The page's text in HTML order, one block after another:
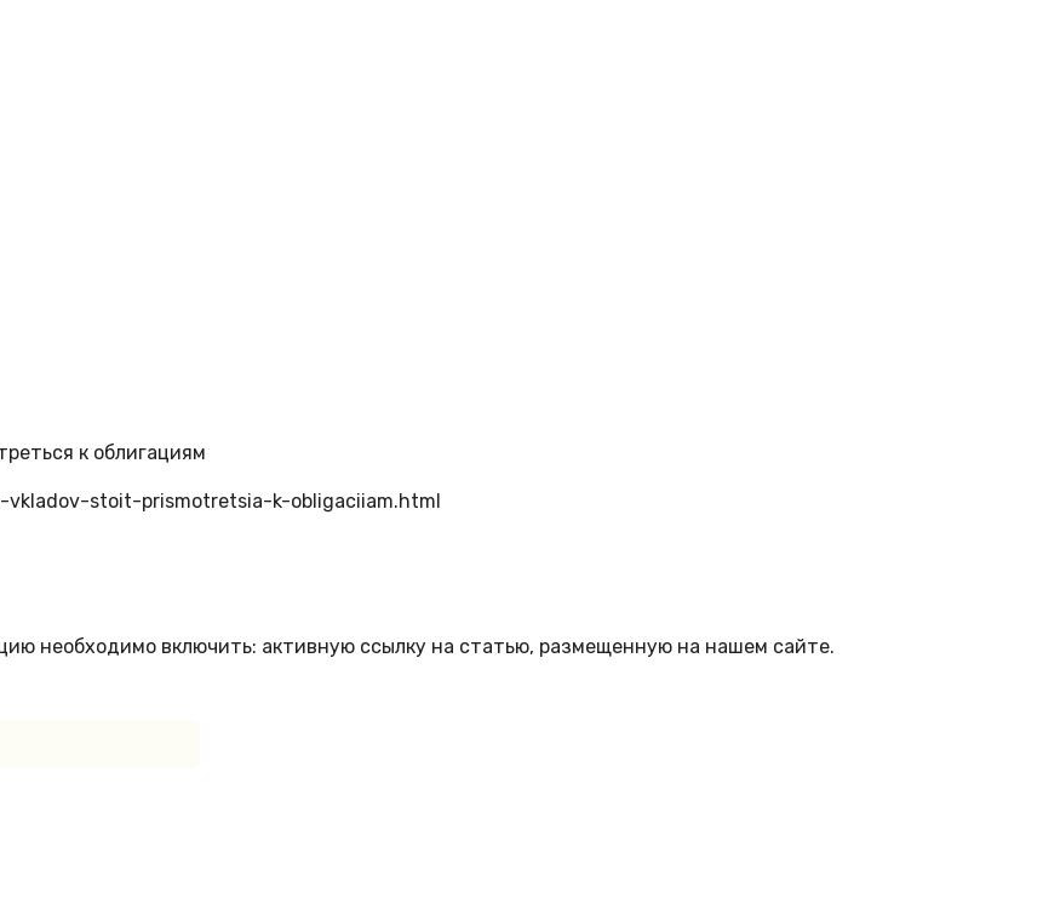
к облигациям
stoit-prismotretsia-k-obligaciiam.html
необходимо включить: активную ссылку на статью, размещенную на нашем сайте.